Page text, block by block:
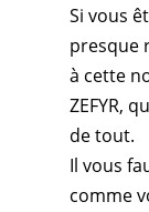
Si vous
presque
à cette
ZEFYR,
de tout.
Il vous
comme